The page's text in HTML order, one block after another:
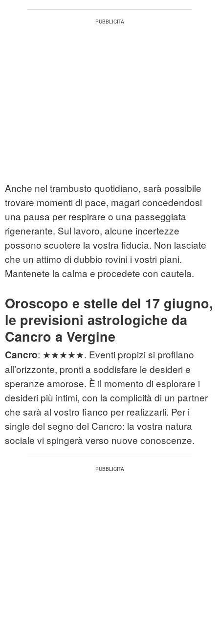
Anche nel trambusto quotidiano, sarà possibile
trovare momenti di pace, magari concedendosi
una pausa per respirare o una passeggiata
rigenerante. Sul lavoro, alcune incertezze
possono scuotere la vostra fiducia. Non lasciate
che un attimo di dubbio rovini i vostri piani.
Mantenete la calma e procedete con cautela.
Oroscopo e stelle del 17 giugno,
le previsioni astrologiche da
Cancro a Vergine
Cancro: ★★★★★. Eventi propizi si profilano
all’orizzonte, pronti a soddisfare le desideri e
speranze amorose. È il momento di esplorare i
desideri più intimi, con la complicità di un partner
che sarà al vostro fianco per realizzarli. Per i
single del segno del Cancro: la vostra natura
sociale vi spingerà verso nuove conoscenze.